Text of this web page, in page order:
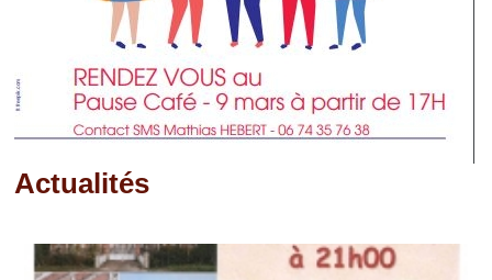
Actualités
Pages